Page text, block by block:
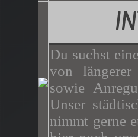
Du suchst
von längerer
sowie
Unser
nimmt gerne